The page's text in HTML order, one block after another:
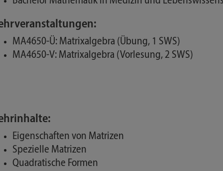
MA4650-Ü: Matrixalgebra (Übung, 1 SWS)
MA4650-V: Matrixalgebra (Vorlesung, 2 SWS)
Eigenschaften von Matrizen
Spezielle Matrizen
Quadratische Formen